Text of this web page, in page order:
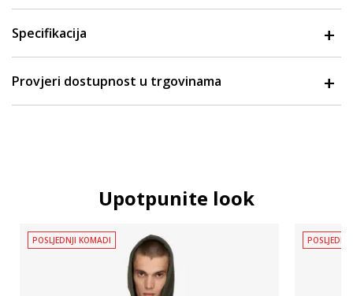
Specifikacija
Provjeri dostupnost u trgovinama
Upotpunite look
POSLJEDNJI KOMADI